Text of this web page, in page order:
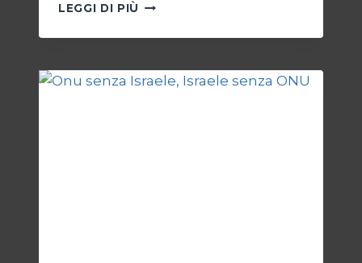
LEGGI DI PIÙ JCPOA,
CREPUSCOLO
DIRITTO